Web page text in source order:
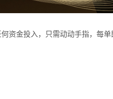
资金投入，只需动动手指，每